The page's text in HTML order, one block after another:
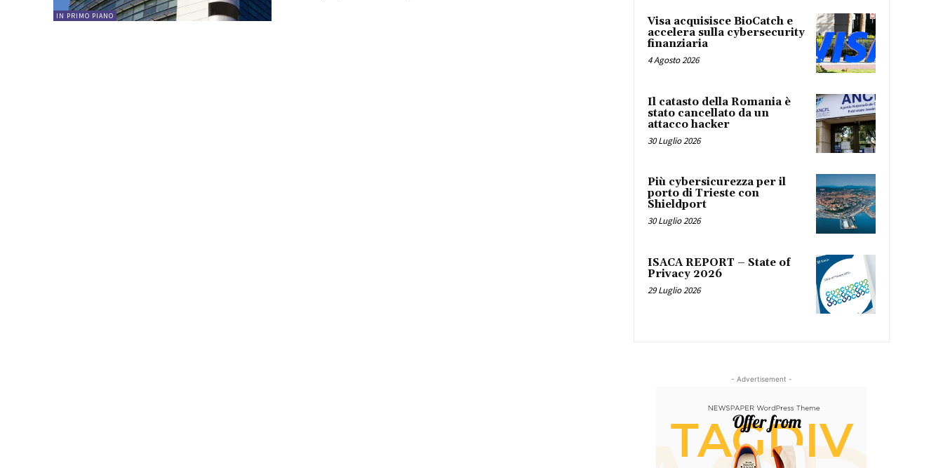
IN PRIMO PIANO
Visa acquisisce BioCatch e
accelera sulla cybersecurity
finanziaria
4 Agosto 2026
Il catasto della Romania è
stato cancellato da un
attacco hacker
30 Luglio 2026
Più cybersicurezza per il
porto di Trieste con
Shieldport
30 Luglio 2026
ISACA REPORT – State of
Privacy 2026
29 Luglio 2026
- Advertisement -